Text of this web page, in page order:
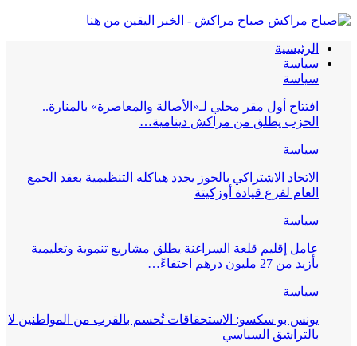
صباح مراكش - الخبر اليقين من هنا
الرئيسية
سياسة
سياسة
افتتاح أول مقر محلي لـ«الأصالة والمعاصرة» بالمنارة..
الحزب يطلق من مراكش دينامية…
سياسة
الاتحاد الاشتراكي بالحوز يجدد هياكله التنظيمية بعقد الجمع
العام لفرع قيادة أوزكيتة
سياسة
عامل إقليم قلعة السراغنة يطلق مشاريع تنموية وتعليمية
بأزيد من 27 مليون درهم احتفاءً…
سياسة
يونس بو سكسو: الاستحقاقات تُحسم بالقرب من المواطنين لا
بالتراشق السياسي